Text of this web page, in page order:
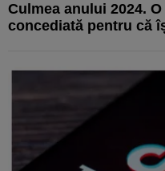
Culmea anului 2024.
concediată pentru că